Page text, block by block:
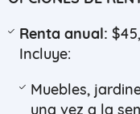
Renta anual:
Incluye:
Muebles,
una vez a la